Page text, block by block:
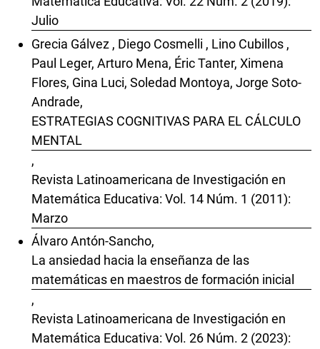
Julio
Grecia Gálvez , Diego Cosmelli , Lino Cubillos ,
Paul Leger, Arturo Mena, Éric Tanter, Ximena
Flores, Gina Luci, Soledad Montoya, Jorge Soto-
Andrade,
ESTRATEGIAS COGNITIVAS PARA EL CÁLCULO
MENTAL
,
Revista Latinoamericana de Investigación en
Matemática Educativa: Vol. 14 Núm. 1 (2011):
Marzo
Álvaro Antón-Sancho,
La ansiedad hacia la enseñanza de las
matemáticas en maestros de formación inicial
,
Revista Latinoamericana de Investigación en
Matemática Educativa: Vol. 26 Núm. 2 (2023):